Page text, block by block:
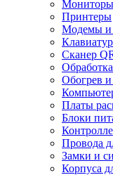
Мониторы
Принтеры
Модемы и
Сканер
Обогрев и
Платы
Блоки
Провода
Замки и
Корпуса